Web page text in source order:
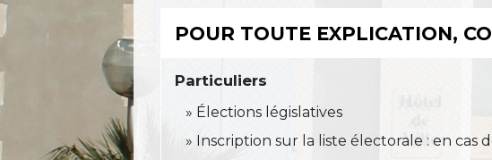
POUR TOUTE EXPLICATION,
Particuliers
Élections législatives
Inscription sur la liste électorale : en cas